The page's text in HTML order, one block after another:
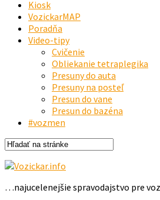
Kiosk
VozickarMAP
Poradňa
Video-tipy
Cvičenie
Obliekanie tetraplegika
Presuny do auta
Presuny na posteľ
Presun do vane
Presun do bazéna
#vozmen
…najucelenejšie spravodajstvo pre